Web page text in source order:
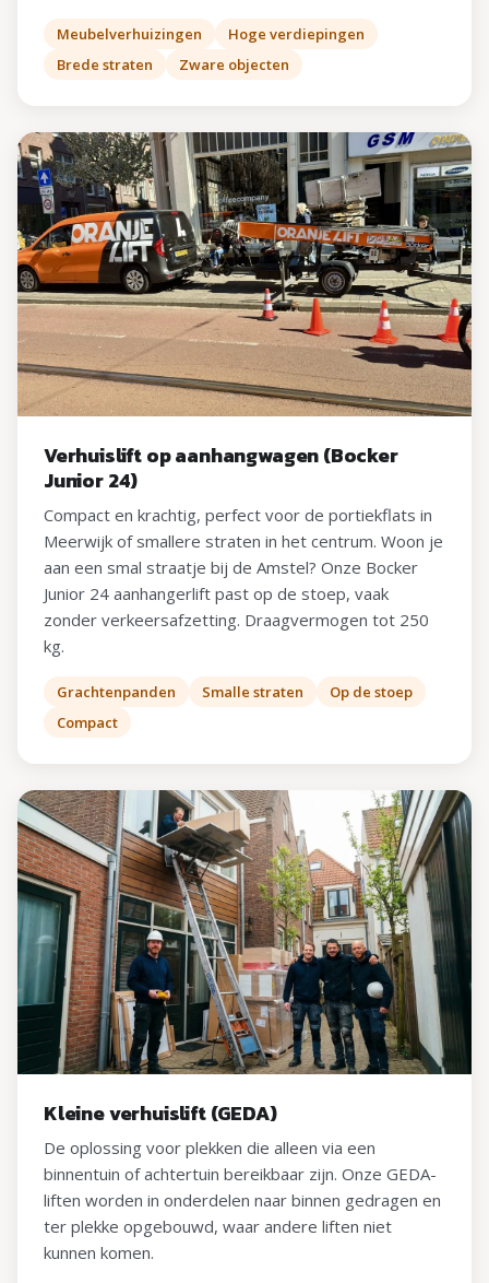
Meubelverhuizingen
Hoge verdiepingen
Brede straten
Zware objecten
Verhuislift op aanhangwagen (Bocker
Junior 24)
Compact en krachtig, perfect voor de portiekflats in
Meerwijk of smallere straten in het centrum. Woon je
aan een smal straatje bij de Amstel? Onze Bocker
Junior 24 aanhangerlift past op de stoep, vaak
zonder verkeersafzetting. Draagvermogen tot 250
kg.
Grachtenpanden Smalle straten
Op de stoep
Compact
Kleine verhuislift (GEDA)
De oplossing voor plekken die alleen via een
binnentuin of achtertuin bereikbaar zijn. Onze GEDA-
liften worden in onderdelen naar binnen gedragen en
ter plekke opgebouwd, waar andere liften niet
kunnen komen.